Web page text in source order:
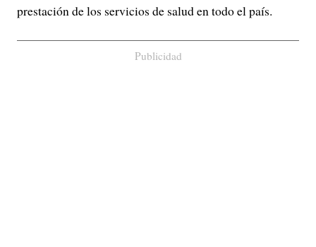
prestación de los servicios de salud en todo el país.
Publicidad